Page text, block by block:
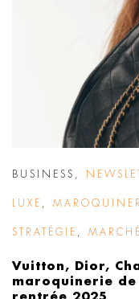
BUSINESS
LUXE
STRATÉGIE
Vuitton, Dior,
maroquinerie